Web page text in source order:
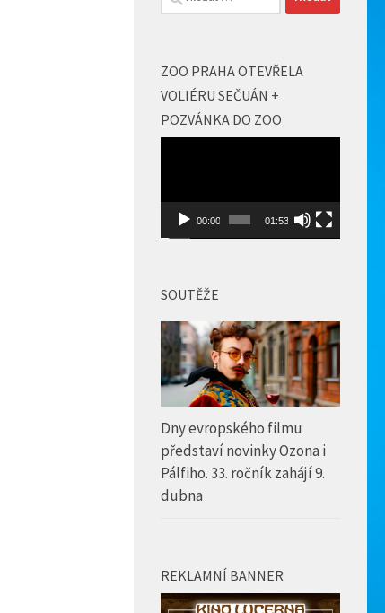
ZOO PRAHA OTEVŘELA
VOLIÉRU SEČUÁN +
POZVÁNKA DO ZOO
00:00 01:53
SOUTĚŽE
Dny evropského filmu
představí novinky Ozona i
Pálfiho. 33. ročník zahájí 9.
dubna
REKLAMNÍ BANNER